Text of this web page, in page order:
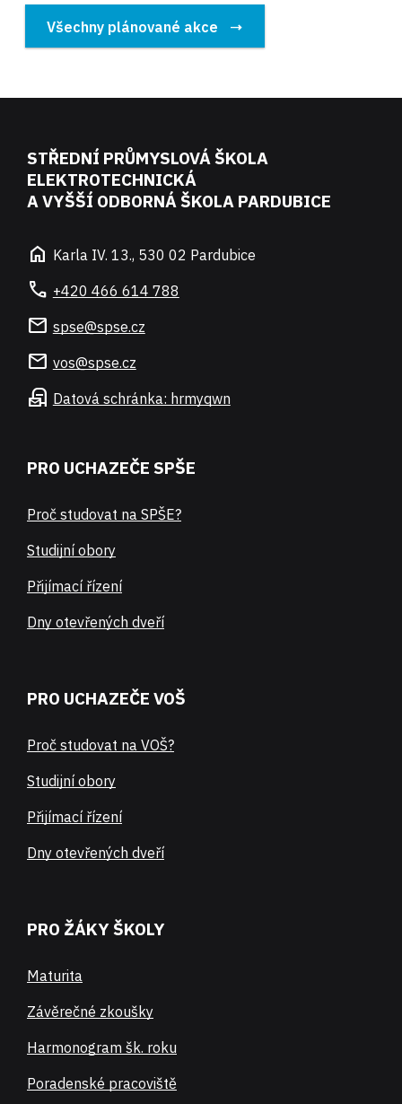
Všechny plánované akce
STŘEDNÍ PRŮMYSLOVÁ ŠKOLA
ELEKTROTECHNICKÁ
A VYŠŠÍ ODBORNÁ ŠKOLA PARDUBICE
home Karla IV. 13., 530 02 Pardubice
call +420 466 614 788
mail spse@spse.cz
mail vos@spse.cz
local_post_office Datová schránka: hrmyqwn
PRO UCHAZEČE SPŠE
Proč studovat na SPŠE?
Studijní obory
Přijímací řízení
Dny otevřených dveří
PRO UCHAZEČE VOŠ
Proč studovat na VOŠ?
Studijní obory
Přijímací řízení
Dny otevřených dveří
PRO ŽÁKY ŠKOLY
Maturita
Závěrečné zkoušky
Harmonogram šk. roku
Poradenské pracoviště